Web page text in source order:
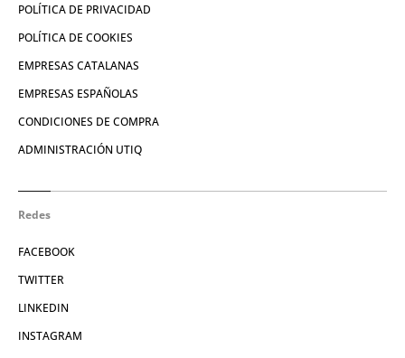
POLÍTICA DE PRIVACIDAD
POLÍTICA DE COOKIES
EMPRESAS CATALANAS
EMPRESAS ESPAÑOLAS
CONDICIONES DE COMPRA
ADMINISTRACIÓN UTIQ
Redes
FACEBOOK
TWITTER
LINKEDIN
INSTAGRAM